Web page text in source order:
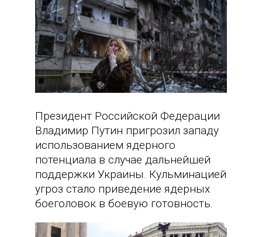
Президент Российской Федерации
Владимир Путин пригрозил западу
использованием ядерного
потенциала в случае дальнейшей
поддержки Украины. Кульминацией
угроз стало приведение ядерных
боеголовок в боевую готовность.